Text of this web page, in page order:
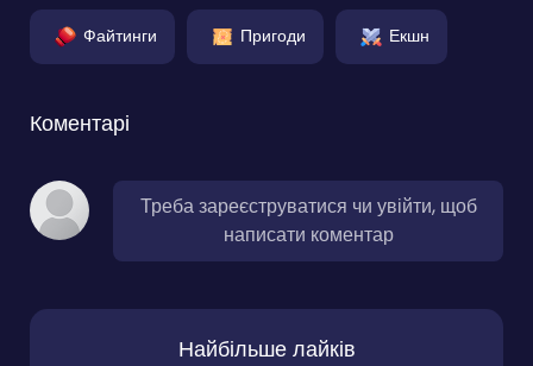
Файтинги Пригоди Екшн
Коментарі
Треба зареєструватися чи увійти, щоб
написати коментар
Найбільше лайків